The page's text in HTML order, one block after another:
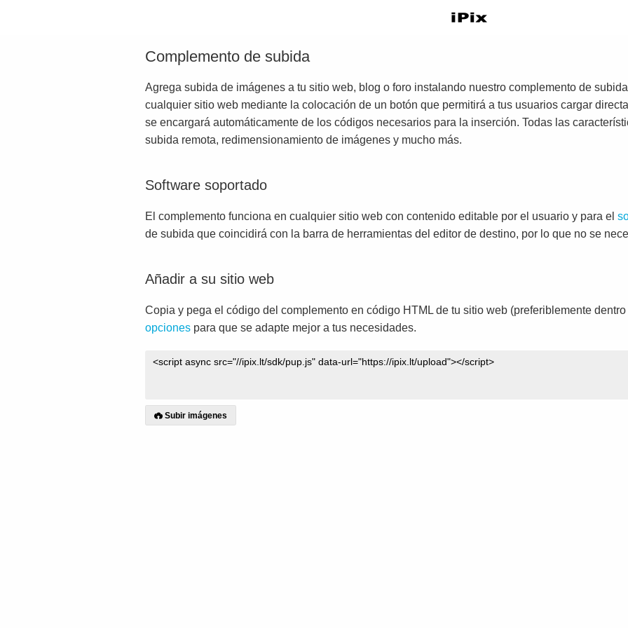
Complemento de subida
Agrega subida de imágenes a tu sitio web, blog o foro instalando nuestro complemento de
cualquier sitio web mediante la colocación de un botón que permitirá a tus usuarios cargar
se encargará automáticamente de los códigos necesarios para la inserción. Todas las
subida remota, redimensionamiento de imágenes y mucho más.
Software soportado
El complemento funciona en cualquier sitio web con contenido editable por el usuario y para el
de subida que coincidirá con la barra de herramientas del editor de destino, por lo que no se
Añadir a su sitio web
Copia y pega el código del complemento en código HTML de tu sitio web (preferiblemente
opciones para que se adapte mejor a tus necesidades.
Subir imágenes